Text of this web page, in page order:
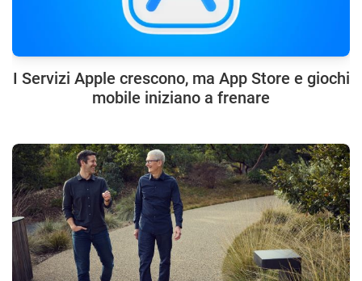
I Servizi Apple crescono, ma App Store e giochi
mobile iniziano a frenare